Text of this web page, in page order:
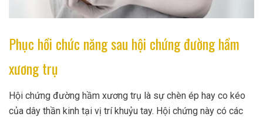
Phục hồi chức năng sau hội chứng đường hầm
xương trụ
Hội chứng đường hầm xương trụ là sự chèn ép hay co kéo
của dây thần kinh tại vị trí khuỷu tay. Hội chứng này có các